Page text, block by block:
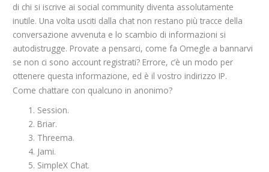
di chi si iscrive ai social community diventa assolutamente
inutile. Una volta usciti dalla chat non restano più tracce della
conversazione avvenuta e lo scambio di informazioni si
autodistrugge. Provate a pensarci, come fa Omegle a bannarvi
se non ci sono account registrati? Errore, c’è un modo per
ottenere questa informazione, ed è il vostro indirizzo IP.
Come chattare con qualcuno in anonimo?
Session.
Briar.
Threema.
Jami.
SimpleX Chat.